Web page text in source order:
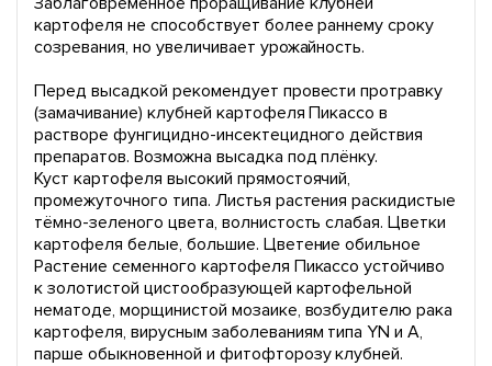
картофеля не способствует более раннему сроку
созревания, но увеличивает урожайность.
Перед высадкой рекомендует провести протравку
(замачивание) клубней картофеля Пикассо в
растворе фунгицидно-инсектецидного действия
препаратов. Возможна высадка под плёнку.
Куст картофеля высокий прямостоячий,
промежуточного типа. Листья растения раскидистые
тёмно-зеленого цвета, волнистость слабая. Цветки
картофеля белые, большие. Цветение обильное
Растение семенного картофеля Пикассо устойчиво
к золотистой цистообразующей картофельной
нематоде, морщинистой мозаике, возбудителю рака
картофеля, вирусным заболеваниям типа YN и A,
парше обыкновенной и фитофторозу клубней.